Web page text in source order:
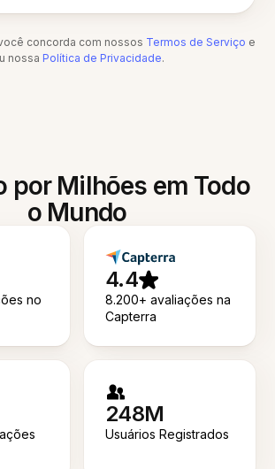
concorda com nossos Termos de Serviço e
nossa Política de Privacidade.
por Milhões em Todo
o Mundo
no
4.4
8.200+ avaliações na
Capterra
248M
Usuários Registrados